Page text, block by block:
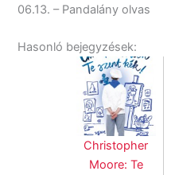
06.13. – Pandalány olvas
Hasonló bejegyzések:
Christopher
Moore: Te